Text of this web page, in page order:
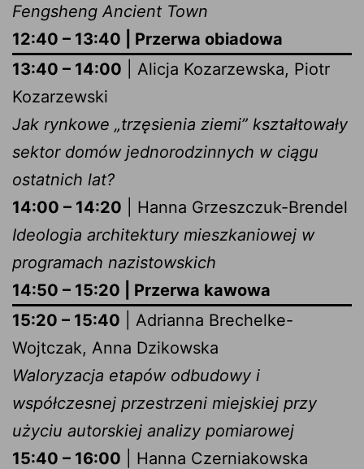
Fengsheng Ancient Town
12:40 – 13:40 | Przerwa obiadowa
13:40 – 14:00 | Alicja Kozarzewska, Piotr
Kozarzewski
Jak rynkowe „trzęsienia ziemi” kształtowały
sektor domów jednorodzinnych w ciągu
ostatnich lat?
14:00 – 14:20 | Hanna Grzeszczuk-Brendel
Ideologia architektury mieszkaniowej w
programach nazistowskich
14:50 – 15:20 | Przerwa kawowa
15:20 – 15:40 | Adrianna Brechelke-
Wojtczak, Anna Dzikowska
Waloryzacja etapów odbudowy i
współczesnej przestrzeni miejskiej przy
użyciu autorskiej analizy pomiarowej
15:40 – 16:00 | Hanna Czerniakowska